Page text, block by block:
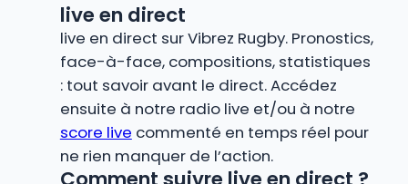
live en direct
live en direct sur Vibrez Rugby. Pronostics,
face-à-face, compositions, statistiques
: tout savoir avant le direct. Accédez
ensuite à notre radio live et/ou à notre
score live commenté en temps réel pour
ne rien manquer de l’action.